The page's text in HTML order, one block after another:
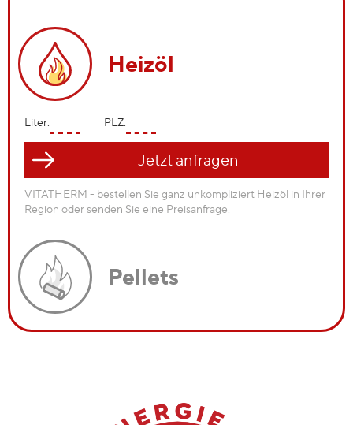
Heizöl
Liter: PLZ:
VITATHERM - bestellen Sie ganz unkompliziert Heizöl in Ihrer
Region oder senden Sie eine Preisanfrage.
Pellets